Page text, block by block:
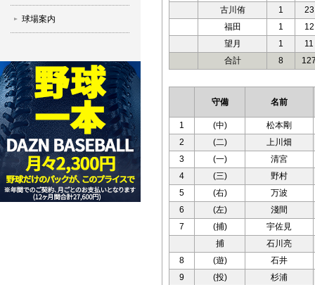
球場案内
古川侑
1
23
福田
1
12
望月
1
11
合計
8
守備 名前
1 (中)
松本剛
2
(二)
上川畑
3
(一)
清宮
4
(三)
野村
5
(右)
万波
6
(左)
淺間
7
(捕)
宇佐見
捕
石川亮
8
(遊)
石井
9
(投)
杉浦